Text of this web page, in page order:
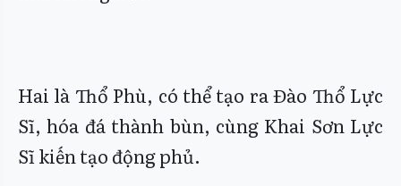
Hai là Thổ Phù, có thể tạo ra Đào Thổ Lực
Sĩ, hóa đá thành bùn, cùng Khai Sơn Lực
Sĩ kiến tạo động phủ.